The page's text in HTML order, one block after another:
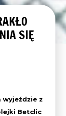
SIĘ
wyjeździe z
Betclic